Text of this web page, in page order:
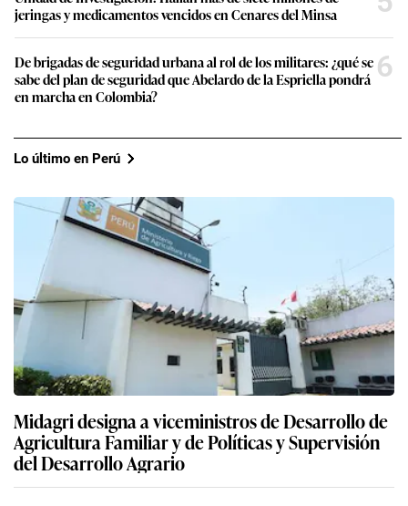
jeringas y medicamentos vencidos en Cenares del Minsa
De brigadas de seguridad urbana al rol de los militares: ¿qué se
sabe del plan de seguridad que Abelardo de la Espriella pondrá
en marcha en Colombia?
6
Lo último en Perú
Midagri designa a viceministros de Desarrollo de
Agricultura Familiar y de Políticas y Supervisión
del Desarrollo Agrario